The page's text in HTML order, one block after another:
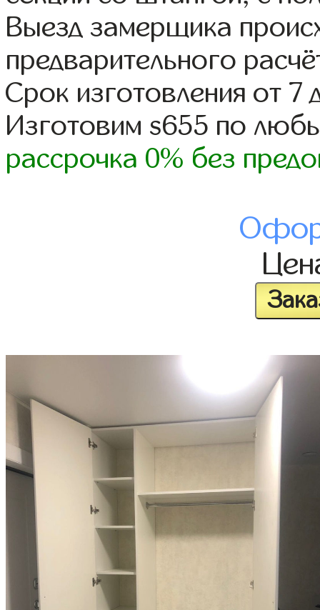
Выезд замерщика
предварительного
Срок изготовления от 7
Изготовим s655 по
рассрочка 0% без